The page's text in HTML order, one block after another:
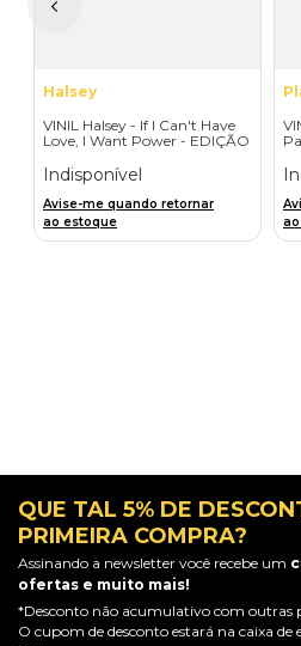
Halsey
VINIL Halsey - If I Can't Have
Love, I Want Power - EDIÇÃO
TRANSPARENT ORANGE
Indisponível
Avise-me quando retornar
ao estoque
QUE TAL 5% DE
PRIMEIRA COMPRA?
Assinando a newsletter você recebe um
ofertas e muito mais!
*Desconto não acumulativo com outras
O cupom de desconto estará na caixa